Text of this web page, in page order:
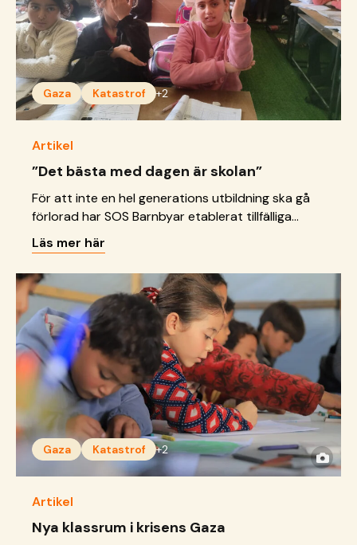
Gaza Katastrof +2
Artikel
”Det bästa med dagen är skolan”
För att inte en hel generations utbildning ska gå
förlorad har SOS Barnbyar etablerat tillfälliga
klassrum i tältlägret i Khan Younis.
Läs mer här
Gaza Katastrof +2
Artikel
Nya klassrum i krisens Gaza